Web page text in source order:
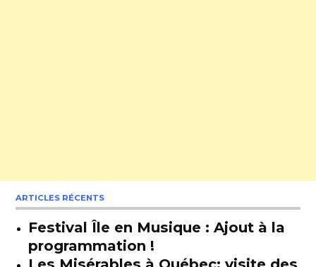
ARTICLES RÉCENTS
Festival Île en Musique : Ajout à la
programmation !